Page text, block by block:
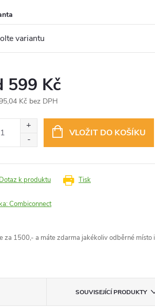
599 Kč
Kč bez DPH
VLOŽIT DO KOŠÍKU
Tisk
k produktu
Combiconnect
1500,- a máte zdarma jakékoliv odběrné místo i
SOUVISEJÍCÍ PRODUKTY